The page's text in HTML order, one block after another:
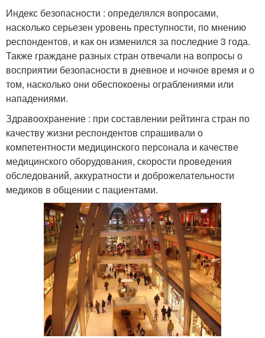
Индекс безопасности : определялся вопросами,
насколько серьезен уровень преступности, по мнению
респондентов, и как он изменился за последние 3 года.
Также граждане разных стран отвечали на вопросы о
восприятии безопасности в дневное и ночное время и о
том, насколько они обеспокоены ограблениями или
нападениями.
Здравоохранение : при составлении рейтинга стран по
качеству жизни респондентов спрашивали о
компетентности медицинского персонала и качестве
медицинского оборудования, скорости проведения
обследований, аккуратности и доброжелательности
медиков в общении с пациентами.